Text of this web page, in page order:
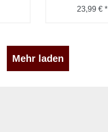
23,99 € *
Mehr laden